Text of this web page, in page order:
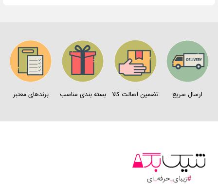
ارسال سریع تضمین اصالت کالا بسته بندی مناسب برندهای معتبر